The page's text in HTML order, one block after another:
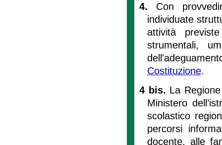
4. Con
individuate
attività
strumentali,
Costituzione.
4 bis. La
Ministero
scolastico
percorsi
docente, alle